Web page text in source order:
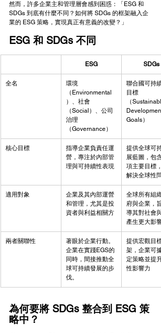
然而，許多企業主和管理層會感到困惑：「ESG 和
SDGs 到底有什麼不同？如何將 SDGs 的框架融入企
業的 ESG 策略，實現真正有意義的改變？」
ESG 和 SDGs 不同
ESG SDGs
全名
環境
（Environmental
）、社會
（Social）、公司
治理
（Governance）
聯合國可持
目標
（
Development
Goals）
核心目標
指導企業負責任運
營，專注於內部管
理與可持續性表現
提供全球可
展藍圖，包
項主要目標
解決全球性問
適用對象
企業及其內部運營
和管理，尤其是投
資者與利益相關方
全球所有組
府與企業，
導其對社會
產生更大影響
兩者關聯性
著眼於企業行動。
企業在實踐EGS的
同時，間接推動全
球可持續發展的步
伐。
提供宏觀目標
架，企業可
定策略並提
性影響力
為何要將 SDGs 整合到 ESG 策
略中？